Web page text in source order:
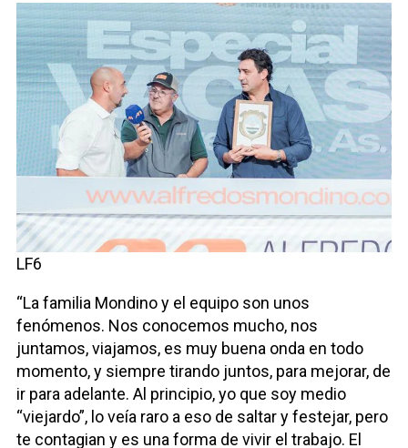
LF6
“La familia Mondino y el equipo son unos
fenómenos. Nos conocemos mucho, nos
juntamos, viajamos, es muy buena onda en todo
momento, y siempre tirando juntos, para mejorar, de
ir para adelante. Al principio, yo que soy medio
“viejardo”, lo veía raro a eso de saltar y festejar, pero
te contagian y es una forma de vivir el trabajo. El